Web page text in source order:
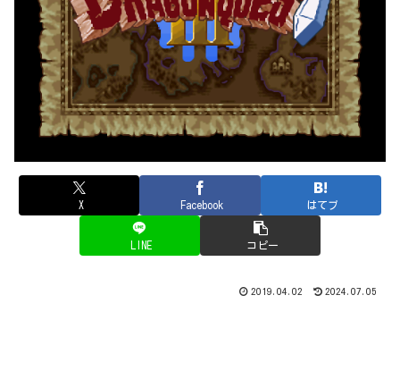
X Facebook はてブ
LINE コピー
2019.04.02 2024.07.05